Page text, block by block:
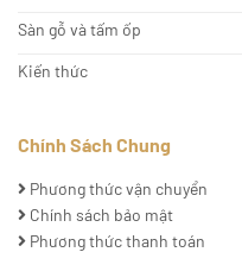
Sàn gỗ và tấm ốp
Kiến thức
Chính Sách Chung
Phương thức vận chuyển
Chính sách bảo mật
Phương thức thanh toán